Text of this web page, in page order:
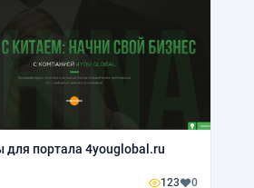
для портала 4youglobal.ru
123 0